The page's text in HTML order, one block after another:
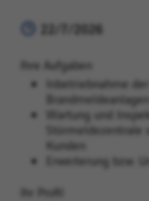
22/7/2026
Ihre Aufgaben
Inbetriebnahme
Wartung und
Kunden
Erweiterung bzw.
Ihr Profil